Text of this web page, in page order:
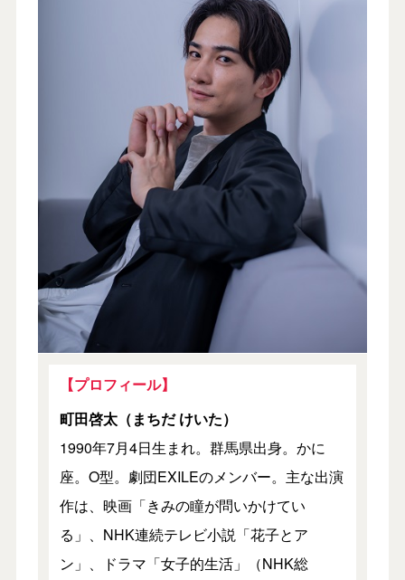
【プロフィール】
町田啓太（まちだ けいた）
1990年7月4日生まれ。群馬県出身。かに
座。O型。劇団EXILEのメンバー。主な出演
作は、映画「きみの瞳が問いかけてい
る」、NHK連続テレビ小説「花子とア
ン」、ドラマ「女子的生活」（NHK総